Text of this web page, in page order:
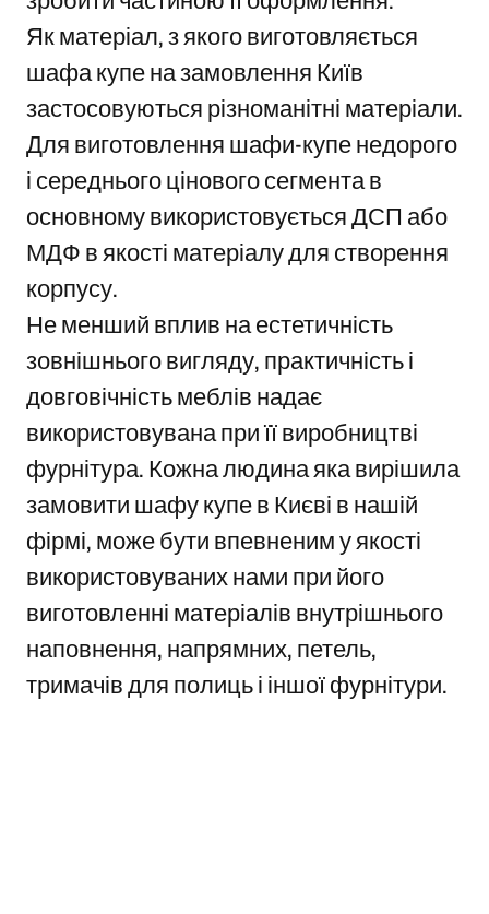
Як матеріал, з якого виготовляється
шафа купе на замовлення Київ
застосовуються різноманітні матеріали.
Для виготовлення шафи-купе недорого
і середнього цінового сегмента в
основному використовується ДСП або
МДФ в якості матеріалу для створення
корпусу.
Не менший вплив на естетичність
зовнішнього вигляду, практичність і
довговічність меблів надає
використовувана при її виробництві
фурнітура. Кожна людина яка вирішила
замовити шафу купе в Києві в нашій
фірмі, може бути впевненим у якості
використовуваних нами при його
виготовленні матеріалів внутрішнього
наповнення, напрямних, петель,
тримачів для полиць і іншої фурнітури.